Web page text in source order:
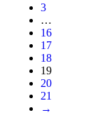
3
…
16
17
18
19
20
21
→